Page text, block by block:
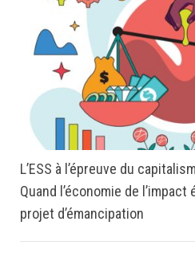
L’ESS à l’épreuve du
Quand l’économie de l’impact
projet d’émancipation